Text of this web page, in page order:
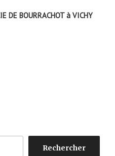
DE BOURRACHOT à VICHY
Rechercher